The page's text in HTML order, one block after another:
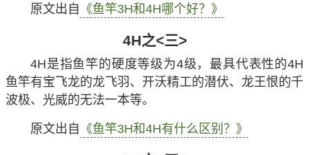
原文出自 《鱼竿3H和4H哪个好？》
4H之<三>
4H是指鱼竿的硬度等级为4级，最具代表性的4H
鱼竿有宝飞龙的龙飞羽、开沃精工的潜伏、龙王恨的千
波极、光威的无法一本等。
原文出自 《鱼竿3H和4H有什么区别？》